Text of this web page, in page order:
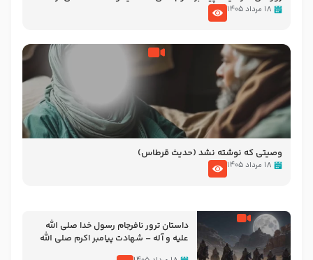
نوانمایش حرامیان در احرام – 1389
۱۸ مرداد ۱۴۰۵
وصیتی که نوشته نشد (حدیث قرطاس)
۱۸ مرداد ۱۴۰۵
‌‌‌‌‌‌‌داستان ترور نافرجام رسول خدا صلی الله
علیه و آله – شهادت پیامبر اکرم صلی الله